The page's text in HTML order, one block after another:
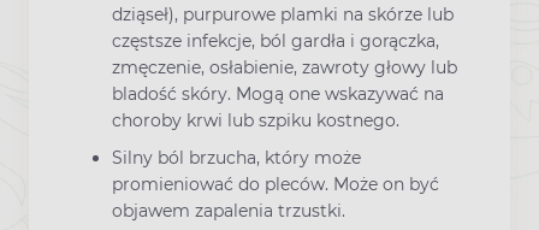
dziąseł), purpurowe plamki na skórze lub
częstsze infekcje, ból gardła i gorączka,
zmęczenie, osłabienie, zawroty głowy lub
bladość skóry. Mogą one wskazywać na
choroby krwi lub szpiku kostnego.
Silny ból brzucha, który może
promieniować do pleców. Może on być
objawem zapalenia trzustki.